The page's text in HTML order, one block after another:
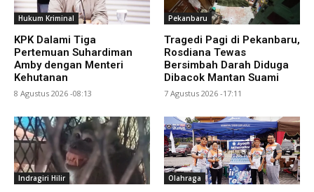
Hukum Kriminal
KPK Dalami Tiga
Pertemuan Suhardiman
Amby dengan Menteri
Kehutanan
8 Agustus 2026 -08:13
Pekanbaru
Tragedi Pagi di Pekanbaru,
Rosdiana Tewas
Bersimbah Darah Diduga
Dibacok Mantan Suami
7 Agustus 2026 -17:11
Indragiri Hilir Olahraga